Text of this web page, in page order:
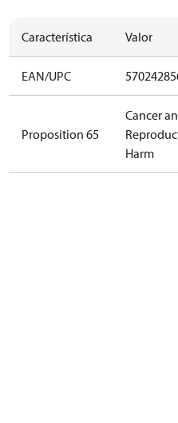
Característica Valor
EAN/UPC
Proposition 65
Cancer
Harm